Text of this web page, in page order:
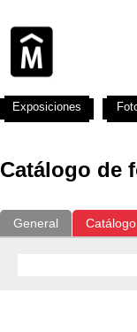
Catálogo de
General
Exposiciones